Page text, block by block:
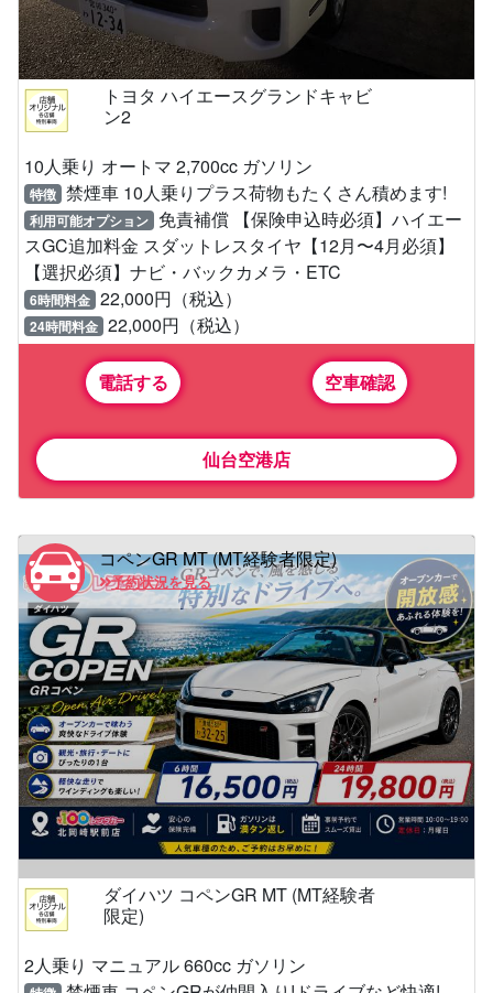
トヨタ ハイエースグランドキャビ
ン2
10人乗り オートマ 2,700cc ガソリン
特徴 禁煙車 10人乗りプラス荷物もたくさん積めます!
利用可能オプション 免責補償 【保険申込時必須】ハイエー
スGC追加料金 スダットレスタイヤ【12月〜4月必須】
【選択必須】ナビ・バックカメラ・ETC
6時間料金 22,000円（税込）
24時間料金 22,000円（税込）
電話する 空車確認
仙台空港店
コペンGR MT (MT経験者限定)
予約状況を見る
ダイハツ コペンGR MT (MT経験者
限定)
2人乗り マニュアル 660cc ガソリン